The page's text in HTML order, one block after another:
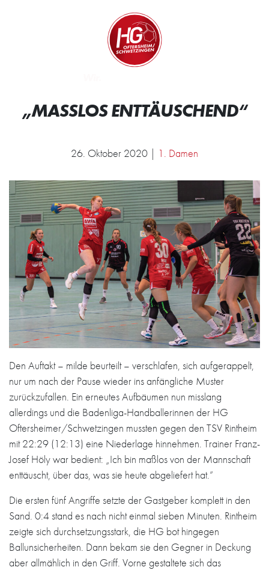
Zur Startseite
„MASSLOS ENTTÄUSCHEND“
26. Oktober 2020 | 1. Damen
Den Auftakt – milde beurteilt – verschlafen, sich aufgerappelt,
nur um nach der Pause wieder ins anfängliche Muster
zurückzufallen. Ein erneutes Aufbäumen nun misslang
allerdings und die Badenliga-Handballerinnen der HG
Oftersheimer/Schwetzingen mussten gegen den TSV Rintheim
mit 22:29 (12:13) eine Niederlage hinnehmen. Trainer Franz-
Josef Höly war bedient: „Ich bin maßlos von der Mannschaft
enttäuscht, über das, was sie heute abgeliefert hat.”
Die ersten fünf Angriffe setzte der Gastgeber komplett in den
Sand. 0:4 stand es nach nicht einmal sieben Minuten. Rintheim
zeigte sich durchsetzungsstark, die HG bot hingegen
Ballunsicherheiten. Dann bekam sie den Gegner in Deckung
aber allmählich in den Griff. Vorne gestaltete sich das